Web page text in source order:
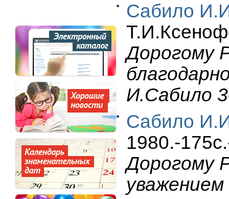
Сабило
Дорогому
И.Сабило
Сабило
1980.-
Дорогому